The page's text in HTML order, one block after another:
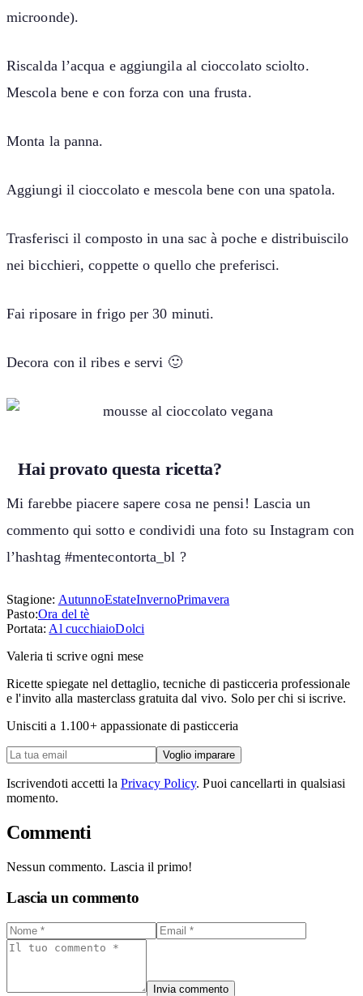
microonde).
Riscalda l’acqua e aggiungila al cioccolato sciolto.
Mescola bene e con forza con una frusta.
Monta la panna.
Aggiungi il cioccolato e mescola bene con una spatola.
Trasferisci il composto in una sac à poche e distribuiscilo
nei bicchieri, coppette o quello che preferisci.
Fai riposare in frigo per 30 minuti.
Decora con il ribes e servi 🙂
Hai provato questa ricetta?
Mi farebbe piacere sapere cosa ne pensi! Lascia un
commento qui sotto e condividi una foto su Instagram con
l’hashtag #mentecontorta_bl ?
Stagione: AutunnoEstateInvernoPrimavera
Pasto:Ora del tè
Portata: Al cucchiaioDolci
Valeria ti scrive ogni mese
Ricette spiegate nel dettaglio, tecniche di pasticceria professionale
e l'invito alla masterclass gratuita dal vivo. Solo per chi si iscrive.
Unisciti a 1.100+ appassionate di pasticceria
Voglio imparare
Iscrivendoti accetti la Privacy Policy. Puoi cancellarti in qualsiasi
momento.
Commenti
Nessun commento. Lascia il primo!
Lascia un commento
Invia commento